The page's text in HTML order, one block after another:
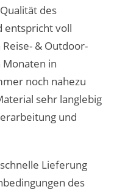
des
entspricht voll
& Outdoor-
Monaten in
noch nahezu
sehr langlebig
und
Lieferung
des